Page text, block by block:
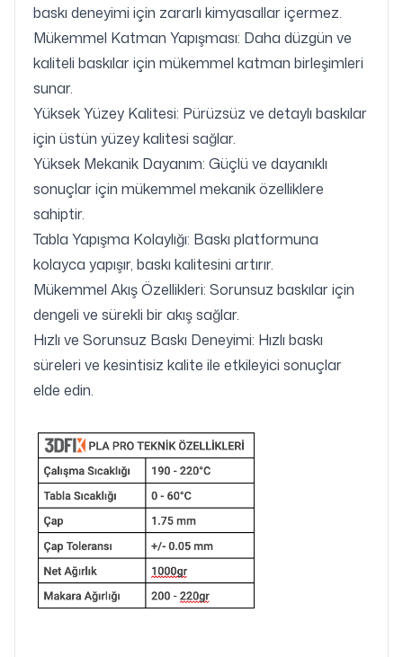
baskı deneyimi için zararlı kimyasallar içermez.
Mükemmel Katman Yapışması: Daha düzgün ve
kaliteli baskılar için mükemmel katman birleşimleri
sunar.
Yüksek Yüzey Kalitesi: Pürüzsüz ve detaylı baskılar
için üstün yüzey kalitesi sağlar.
Yüksek Mekanik Dayanım: Güçlü ve dayanıklı
sonuçlar için mükemmel mekanik özelliklere
sahiptir.
Tabla Yapışma Kolaylığı: Baskı platformuna
kolayca yapışır, baskı kalitesini artırır.
Mükemmel Akış Özellikleri: Sorunsuz baskılar için
dengeli ve sürekli bir akış sağlar.
Hızlı ve Sorunsuz Baskı Deneyimi: Hızlı baskı
süreleri ve kesintisiz kalite ile etkileyici sonuçlar
elde edin.